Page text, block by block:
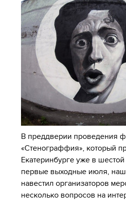
В преддверии проведения
«Стенограффия», который
Екатеринбурге уже в
первые выходные июля, наш
навестил организаторов
несколько вопросов на